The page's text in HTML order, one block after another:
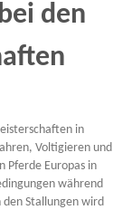
den
in
Voltigieren und
Pferde Europas in
während
Stallungen wird